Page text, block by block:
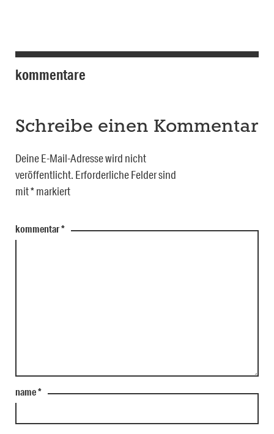
kommentare
Schreibe einen Kommentar
Deine E-Mail-Adresse wird nicht
veröffentlicht. Erforderliche Felder sind
mit*markiert
kommentar*
name*